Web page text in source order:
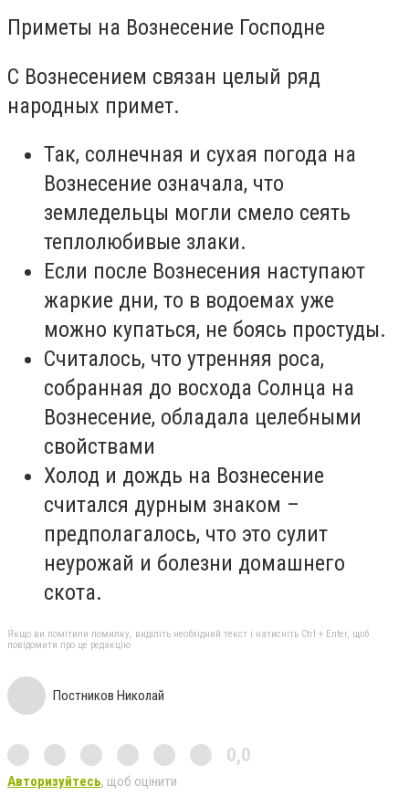
Приметы на Вознесение Господне
С Вознесением связан целый ряд
народных примет.
Так, солнечная и сухая погода на
Вознесение означала, что
земледельцы могли смело сеять
теплолюбивые злаки.
Если после Вознесения наступают
жаркие дни, то в водоемах уже
можно купаться, не боясь простуды.
Считалось, что утренняя роса,
собранная до восхода Солнца на
Вознесение, обладала целебными
свойствами
Холод и дождь на Вознесение
считался дурным знаком –
предполагалось, что это сулит
неурожай и болезни домашнего
скота.
Якщо ви помітили помилку, виділіть необхідний текст і натисніть Ctrl + Enter, щоб
повідомити про це редакцію
Постников Николай
0,0
Авторизуйтесь, щоб оцінити